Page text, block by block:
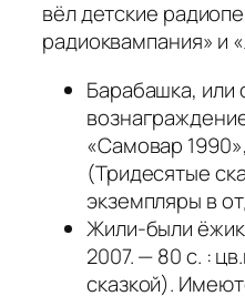
вёл детские
радиоквампания» и
Барабашка,
«Самовар
(Тридесятые
экземпляры в
Жили-были
2007. — 80 с. :
сказкой).